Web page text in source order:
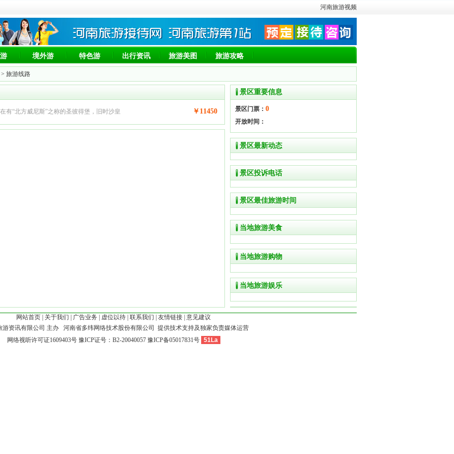
河南旅游视频
境外游 特色游 出行资讯 旅游美图 旅游攻略
> 旅游线路
￥11450
在有“北方威尼斯”之称的圣彼得堡，旧时沙皇
景区重要信息
景区门票： 0
开放时间：
景区最新动态
景区投诉电话
景区最佳旅游时间
当地旅游美食
当地旅游购物
当地旅游娱乐
网站首页 关于我们 广告业务 虚位以待 联系我们 友情链接 意见建议
游资讯有限公司 主办 河南省多纬网络技术股份有限公司 提供技术支持及独家负责媒体运营
网络视听许可证1609403号豫ICP证号：B2-20040057 豫ICP备05017831号 51La